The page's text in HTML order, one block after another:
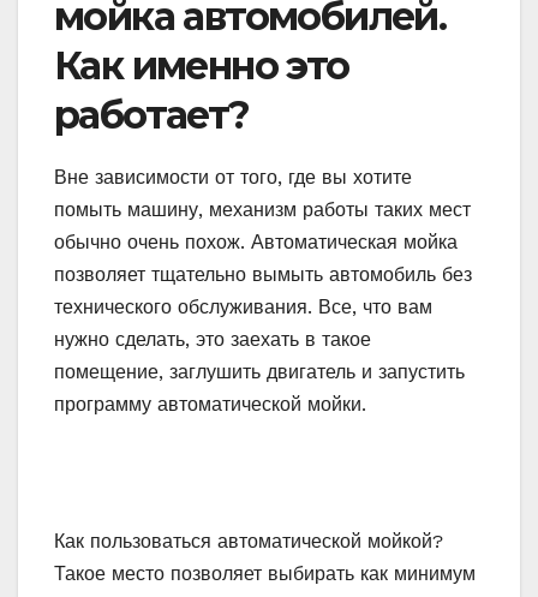
мойка автомобилей.
Как именно это
работает?
Вне зависимости от того, где вы хотите
помыть машину, механизм работы таких мест
обычно очень похож. Автоматическая мойка
позволяет тщательно вымыть автомобиль без
технического обслуживания. Все, что вам
нужно сделать, это заехать в такое
помещение, заглушить двигатель и запустить
программу автоматической мойки.
Как пользоваться автоматической мойкой?
Такое место позволяет выбирать как минимум